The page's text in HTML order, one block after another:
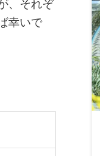
、それぞ
幸いで